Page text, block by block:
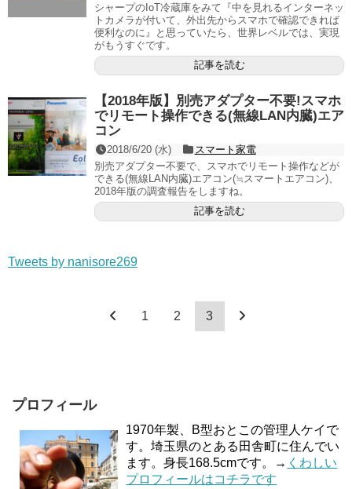
シャープのIoT冷蔵庫をみて『中を見れるインターネッ
トカメラが付いて、外出先からスマホで確認できれば
便利なのに』と思っていたら、世界レベルでは、実現
がもうすぐです。
記事を読む
【2018年版】別売アダプター不要!スマホ
でリモート操作できる(無線LAN内臓)エア
コン
2018/6/20 (水)
スマート家電
別売アダプター不要で、スマホでリモート操作などが
できる(無線LAN内臓)エアコン(≒スマートエアコン)、
2018年版の調査報告をしますね。
記事を読む
Tweets by nanisore269
1 2 3
プロフィール
1970年製、B型おとこの管理人ケイで
す。埼玉県のとある田舎町に住んでい
ます。身長168.5cmです。→ くわしい
プロフィールはコチラです